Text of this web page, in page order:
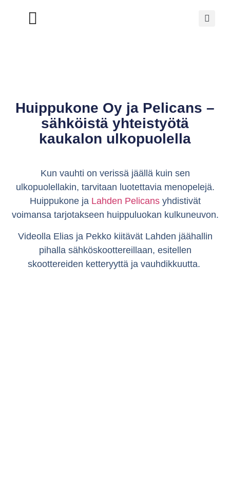
Huippukone Oy ja Pelicans –
sähköistä yhteistyötä
kaukalon ulkopuolella
Kun vauhti on verissä jäällä kuin sen
ulkopuolellakin, tarvitaan luotettavia menopelejä.
Huippukone ja Lahden Pelicansyhdistivät
voimansa tarjotakseen huippuluokan kulkuneuvon.
Videolla Elias ja Pekko kiitävät Lahden jäähallin
pihalla sähköskoottereillaan, esitellen
skoottereiden ketteryyttä ja vauhdikkuutta.